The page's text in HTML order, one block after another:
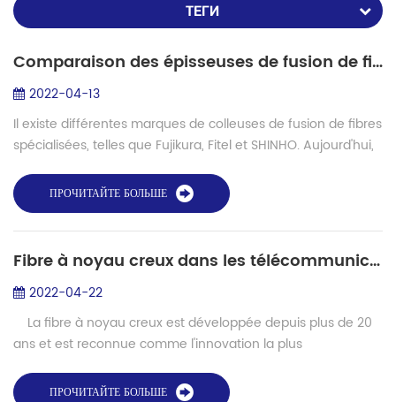
ТЕГИ
Comparaison des épisseuses de fusion de fibres spécialisées entre SHINHO et Fujikura FSM
2022-04-13
Il existe différentes marques de colleuses de fusion de fibres
spécialisées, telles que Fujikura, Fitel et SHINHO. Aujourd'hui,
100M, FSM100M +,...
ПРОЧИТАЙТЕ БОЛЬШЕ
Fibre à noyau creux dans les télécommunications à fibre optique et les lasers
2022-04-22
La fibre à noyau creux est développée depuis plus de 20
ans et est reconnue comme l'innovation la plus
photoniques. Dans ce type...
ПРОЧИТАЙТЕ БОЛЬШЕ